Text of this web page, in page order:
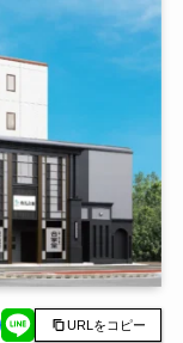
URLをコピー